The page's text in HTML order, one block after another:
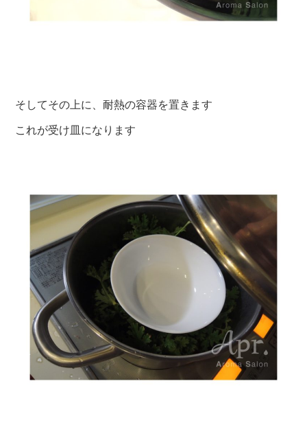
そしてその上に、耐熱の容器を置きます
これが受け皿になります